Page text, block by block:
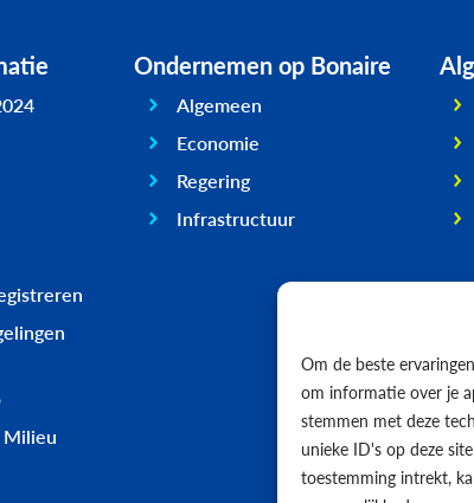
Om de beste
om informatie over je
stemmen met deze
unieke ID's op deze
toestemming intrekt,
Ondernemen op Bonaire
Algemeen
Economie
Regering
Infrastructuur